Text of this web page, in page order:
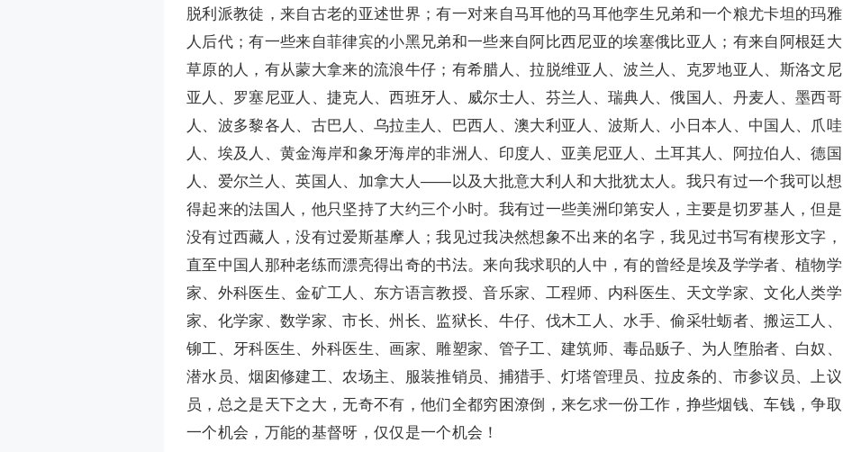
脱利派教徒，来自古老的亚述世界；有一对来自马耳他的马耳他孪生兄弟和一个粮尤卡坦的玛雅
人后代；有一些来自菲律宾的小黑兄弟和一些来自阿比西尼亚的埃塞俄比亚人；有来自阿根廷大
草原的人，有从蒙大拿来的流浪牛仔；有希腊人、拉脱维亚人、波兰人、克罗地亚人、斯洛文尼
亚人、罗塞尼亚人、捷克人、西班牙人、威尔士人、芬兰人、瑞典人、俄国人、丹麦人、墨西哥
人、波多黎各人、古巴人、乌拉圭人、巴西人、澳大利亚人、波斯人、小日本人、中国人、爪哇
人、埃及人、黄金海岸和象牙海岸的非洲人、印度人、亚美尼亚人、土耳其人、阿拉伯人、德国
人、爱尔兰人、英国人、加拿大人——以及大批意大利人和大批犹太人。我只有过一个我可以想
得起来的法国人，他只坚持了大约三个小时。我有过一些美洲印第安人，主要是切罗基人，但是
没有过西藏人，没有过爱斯基摩人；我见过我决然想象不出来的名字，我见过书写有楔形文字，
直至中国人那种老练而漂亮得出奇的书法。来向我求职的人中，有的曾经是埃及学学者、植物学
家、外科医生、金矿工人、东方语言教授、音乐家、工程师、内科医生、天文学家、文化人类学
家、化学家、数学家、市长、州长、监狱长、牛仔、伐木工人、水手、偷采牡蛎者、搬运工人、
铆工、牙科医生、外科医生、画家、雕塑家、管子工、建筑师、毒品贩子、为人堕胎者、白奴、
潜水员、烟囱修建工、农场主、服装推销员、捕猎手、灯塔管理员、拉皮条的、市参议员、上议
员，总之是天下之大，无奇不有，他们全都穷困潦倒，来乞求一份工作，挣些烟钱、车钱，争取
一个机会，万能的基督呀，仅仅是一个机会！